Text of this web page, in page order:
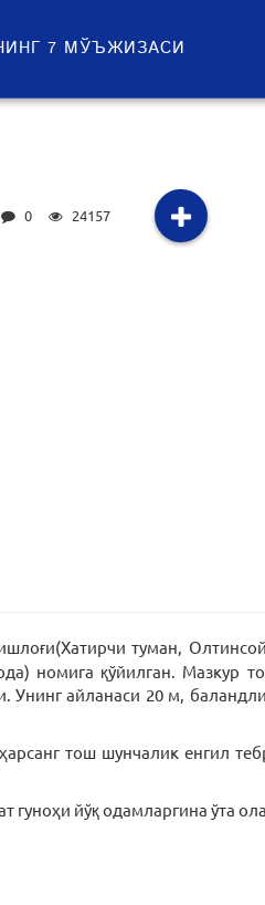
7 МЎЪЖИЗАСИ
0 24157
туман,
номига қўйилган. Мазкур
айланаси 20 м,
тош шунчалик енгил
гуноҳи йўқ одамларгина ўта